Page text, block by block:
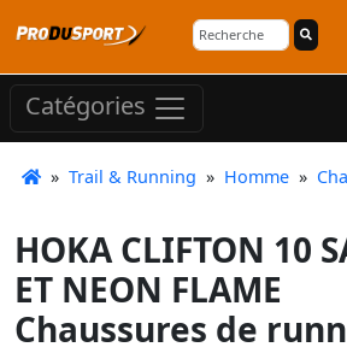
Catégories
» Trail & Running » Homme »
HOKA CLIFTON 10
ET NEON FLAME
Chaussures de